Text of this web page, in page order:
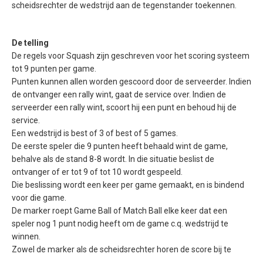
scheidsrechter de wedstrijd aan de tegenstander toekennen.
De telling
De regels voor Squash zijn geschreven voor het scoring systeem
tot 9 punten per game.
Punten kunnen allen worden gescoord door de serveerder. Indien
de ontvanger een rally wint, gaat de service over. Indien de
serveerder een rally wint, scoort hij een punt en behoud hij de
service.
Een wedstrijd is best of 3 of best of 5 games.
De eerste speler die 9 punten heeft behaald wint de game,
behalve als de stand 8-8 wordt. In die situatie beslist de
ontvanger of er tot 9 of tot 10 wordt gespeeld.
Die beslissing wordt een keer per game gemaakt, en is bindend
voor die game.
De marker roept Game Ball of Match Ball elke keer dat een
speler nog 1 punt nodig heeft om de game c.q. wedstrijd te
winnen.
Zowel de marker als de scheidsrechter horen de score bij te